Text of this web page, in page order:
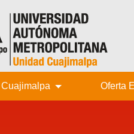
Oferta